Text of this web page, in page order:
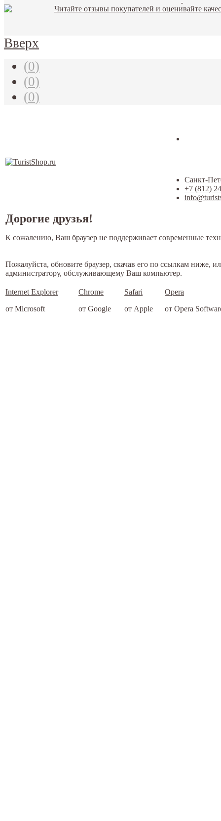
Вверх
(0)
(0)
(0)
Санкт-
+7 (812)
Дорогие друзья!
К сожалению, Ваш браузер не поддерживает современные
Пожалуйста, обновите браузер, скачав его по ссылкам ниже,
администратору, обслуживающему Ваш компьютер.
Internet Explorer
от Microsoft
Chrome
от Google
Safari
от Apple
Opera
от Opera